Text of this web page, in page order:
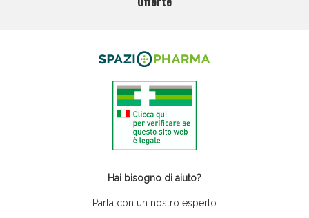
Hai bisogno di aiuto?
Parla con un nostro esperto